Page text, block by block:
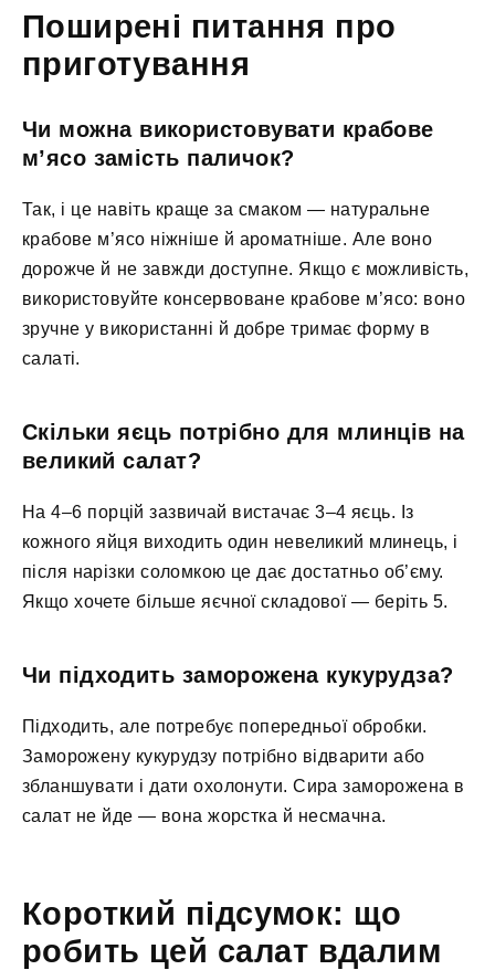
Поширені питання про
приготування
Чи можна використовувати крабове
м’ясо замість паличок?
Так, і це навіть краще за смаком — натуральне
крабове м’ясо ніжніше й ароматніше. Але воно
дорожче й не завжди доступне. Якщо є можливість,
використовуйте консервоване крабове м’ясо: воно
зручне у використанні й добре тримає форму в
салаті.
Скільки яєць потрібно для млинців на
великий салат?
На 4–6 порцій зазвичай вистачає 3–4 яєць. Із
кожного яйця виходить один невеликий млинець, і
після нарізки соломкою це дає достатньо об’єму.
Якщо хочете більше яєчної складової — беріть 5.
Чи підходить заморожена кукурудза?
Підходить, але потребує попередньої обробки.
Заморожену кукурудзу потрібно відварити або
збланшувати і дати охолонути. Сира заморожена в
салат не йде — вона жорстка й несмачна.
Короткий підсумок: що
робить цей салат вдалим